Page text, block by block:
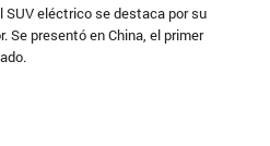
SUV eléctrico se destaca por su
Se presentó en China, el primer